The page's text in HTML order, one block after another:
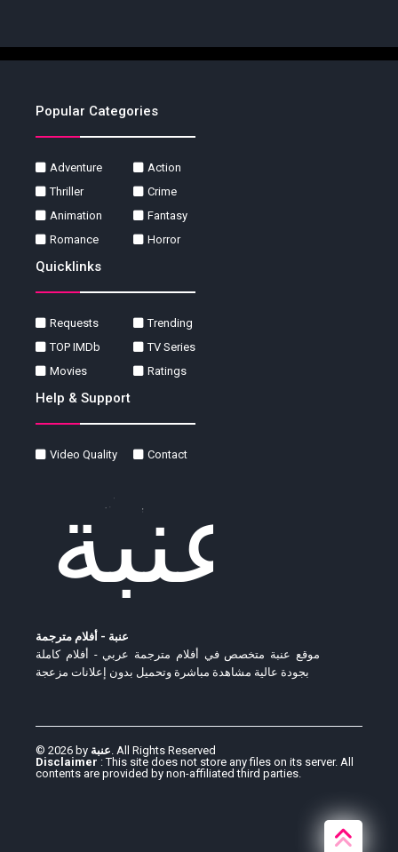
Popular Categories
Adventure
Action
Thriller
Crime
Animation
Fantasy
Romance
Horror
Quicklinks
Requests
Trending
TOP IMDb
TV Series
Movies
Ratings
Help & Support
Video Quality Contact
عنبة - أفلام مترجمة
موقع عنبة متخصص في أفلام مترجمة عربي - أفلام كاملة
بجودة عالية مشاهدة مباشرة وتحميل بدون إعلانات مزعجة
© 2026 by عنبة. All Rights Reserved
Disclaimer : This site does not store any files on its server. All
contents are provided by non-affiliated third parties.